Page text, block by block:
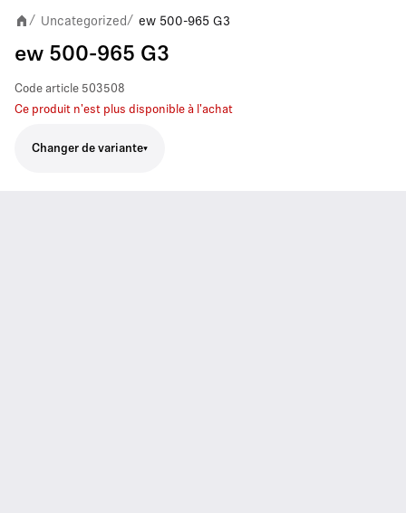
/ Uncategorized / ew 500-965 G3
ew 500-965 G3
Code article 503508
Ce produit n'est plus disponible à l'achat
Changer de variante